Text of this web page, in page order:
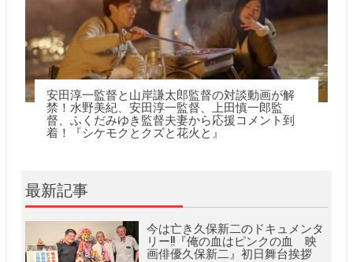
安田淳一監督と山岸謙太郎監督の対談動画が解
禁！水野美紀、安田淳一監督、上田慎一郎監
督、ふくだみゆき監督夫妻から応援コメント到
着！『シケモクとクズと花火と』
最新記事
今は亡き久保新二のドキュメンタ
リー!!『俺の血はピンクの血 映
画俳優久保新二』初日舞台挨拶